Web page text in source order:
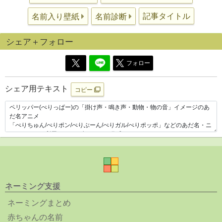
名前入り壁紙 名前診断 記事タイトル
シェア＋フォロー
フォロー
シェア用テキスト コピー
ネーミング支援
ネーミングまとめ
赤ちゃんの名前